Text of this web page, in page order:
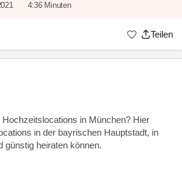
4:36 Minuten
Teilen
Hochzeitslocations in München? Hier
in der bayrischen Hauptstadt, in
günstig heiraten können.